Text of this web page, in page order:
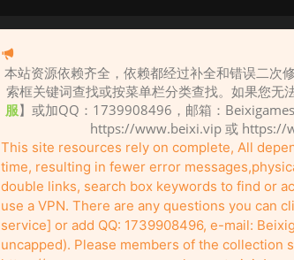
请先登录
Copyleft
创作不易！有能力的同学可以去
本站资源依赖齐全，依赖都经过补全和错误二次
索框关键词查找或按菜单栏分类查找。如果您
服】或加QQ：1739908496，邮箱：
https://www.beixi.vip 或 https://
This site resources rely on complete, All
time, resulting in fewer error
double links, search box keywords to find or
use a VPN. There are any questions you can
service] or add QQ: 1739908496, e-mail:
uncapped). Please members of the collection